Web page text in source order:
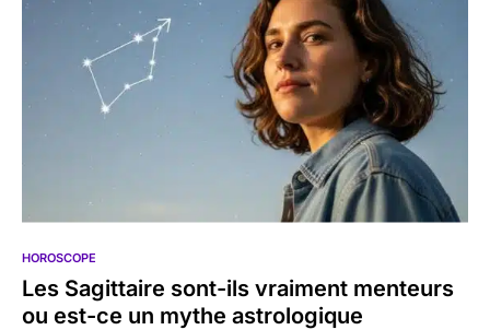
HOROSCOPE
Les Sagittaire sont-ils vraiment menteurs
ou est-ce un mythe astrologique